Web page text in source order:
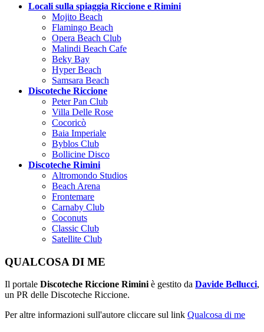
Locali sulla spiaggia Riccione e Rimini
Mojito Beach
Flamingo Beach
Opera Beach Club
Malindi Beach Cafe
Beky Bay
Hyper Beach
Samsara Beach
Discoteche Riccione
Peter Pan Club
Villa Delle Rose
Cocoricò
Baia Imperiale
Byblos Club
Bollicine Disco
Discoteche Rimini
Altromondo Studios
Beach Arena
Frontemare
Carnaby Club
Coconuts
Classic Club
Satellite Club
QUALCOSA DI ME
Il portale Discoteche Riccione Rimini è gestito da Davide Bellucci,
un PR delle Discoteche Riccione.
Per altre informazioni sull'autore cliccare sul link Qualcosa di me